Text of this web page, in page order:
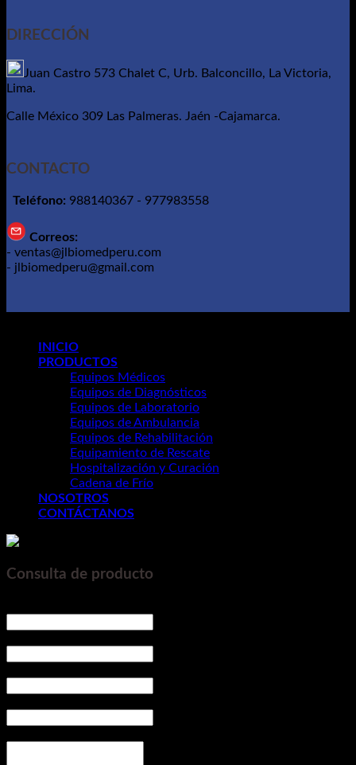
DIRECCIÓN
Juan Castro 573 Chalet C, Urb. Balconcillo, La Victoria,
Lima.
Calle México 309 Las Palmeras. Jaén -Cajamarca.
CONTACTO
Teléfono: 988140367 - 977983558
Correos:
- ventas@jlbiomedperu.com
- jlbiomedperu@gmail.com
INICIO
PRODUCTOS
Equipos Médicos
Equipos de Diagnósticos
Equipos de Laboratorio
Equipos de Ambulancia
Equipos de Rehabilitación
Equipamiento de Rescate
Hospitalización y Curación
Cadena de Frío
NOSOTROS
CONTÁCTANOS
Consulta de producto